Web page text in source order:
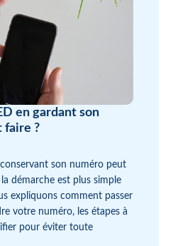
en gardant son
faire ?
son numéro peut
démarche est plus simple
expliquons comment passer
votre numéro, les étapes à
pour éviter toute